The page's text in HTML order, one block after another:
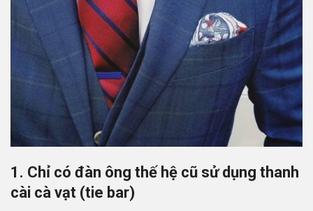
1. Chỉ có đàn ông thế hệ cũ sử dụng thanh
cài cà vạt (tie bar)